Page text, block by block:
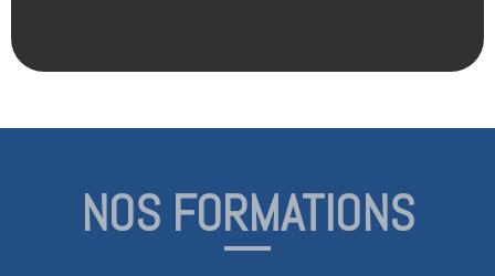
NOS FORMATIONS